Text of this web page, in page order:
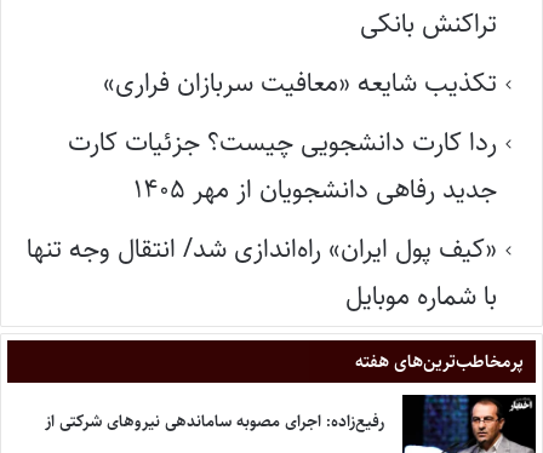
تراکنش بانکی
تکذیب شایعه «معافیت سربازان فراری»
ردا کارت دانشجویی چیست؟ جزئیات کارت
جدید رفاهی دانشجویان از مهر ۱۴۰۵
«کیف پول ایران» راه‌اندازی شد/ انتقال وجه تنها
با شماره موبایل
پر‌مخاطب‌ترین‌های هفته
رفیع‌زاده: اجرای مصوبه ساماندهی نیروهای شرکتی از